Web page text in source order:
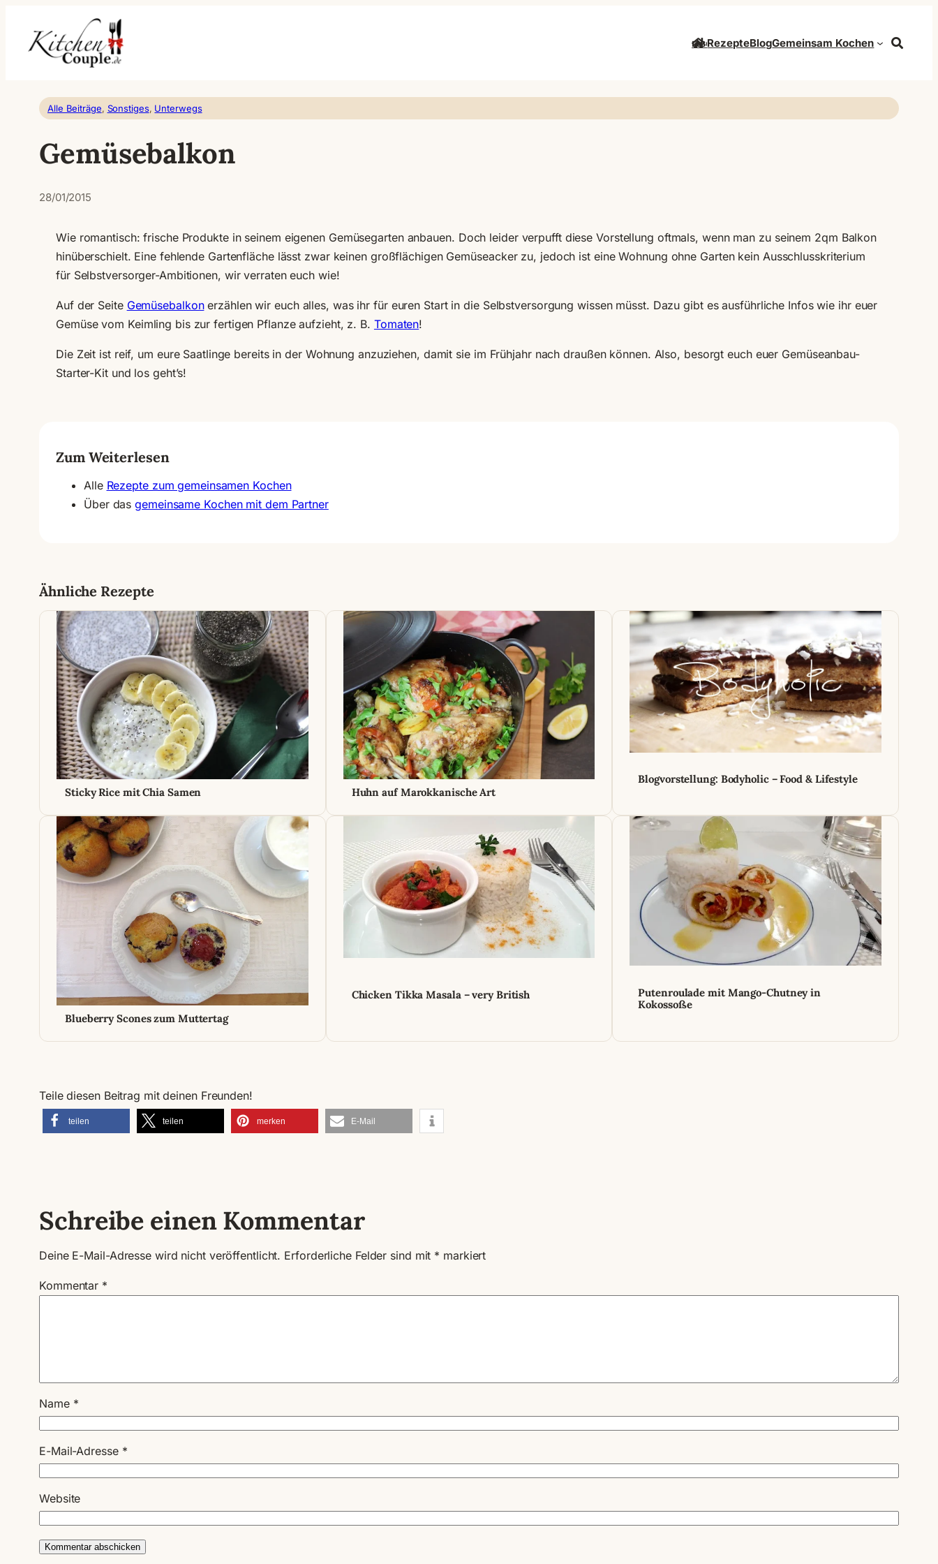
springen
StartseiteRezepteBlogGemeinsam Kochen Suche
Alle Beiträge, Sonstiges, Unterwegs
Gemüsebalkon
28/01/2015
Wie romantisch: frische Produkte in seinem eigenen Gemüsegarten anbauen. Doch leider verpufft diese Vorstellung oftmals, wenn man zu seinem 2qm Balkon
hinüberschielt. Eine fehlende Gartenfläche lässt zwar keinen großflächigen Gemüseacker zu, jedoch ist eine Wohnung ohne Garten kein Ausschlusskriterium
für Selbstversorger-Ambitionen, wir verraten euch wie!
Auf der Seite Gemüsebalkonerzählen wir euch alles, was ihr für euren Start in die Selbstversorgung wissen müsst. Dazu gibt es ausführliche Infos wie ihr euer
Gemüse vom Keimling bis zur fertigen Pflanze aufzieht, z. B. Tomaten!
Die Zeit ist reif, um eure Saatlinge bereits in der Wohnung anzuziehen, damit sie im Frühjahr nach draußen können. Also, besorgt euch euer Gemüseanbau-
Starter-Kit und los geht’s!
Zum Weiterlesen
Alle Rezepte zum gemeinsamen Kochen
Über dasgemeinsame Kochen mit dem Partner
Ähnliche Rezepte
Sticky Rice mit Chia Samen Huhn auf Marokkanische Art
Blogvorstellung: Bodyholic – Food & Lifestyle
Blueberry Scones zum Muttertag
Chicken Tikka Masala – very British
Putenroulade mit Mango-Chutney in
Kokossoße
Teile diesen Beitrag mit deinen Freunden!
teilen teilen merken E-Mail
Schreibe einen Kommentar
Deine E-Mail-Adresse wird nicht veröffentlicht. Erforderliche Felder sind mit * markiert
Kommentar *
Name *
E-Mail-Adresse *
Website